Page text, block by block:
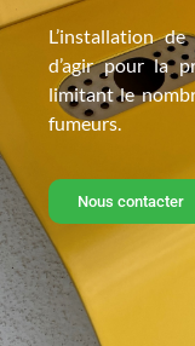
L’installation
d’agir pour la
limitant le
fumeurs.
Nous contacter